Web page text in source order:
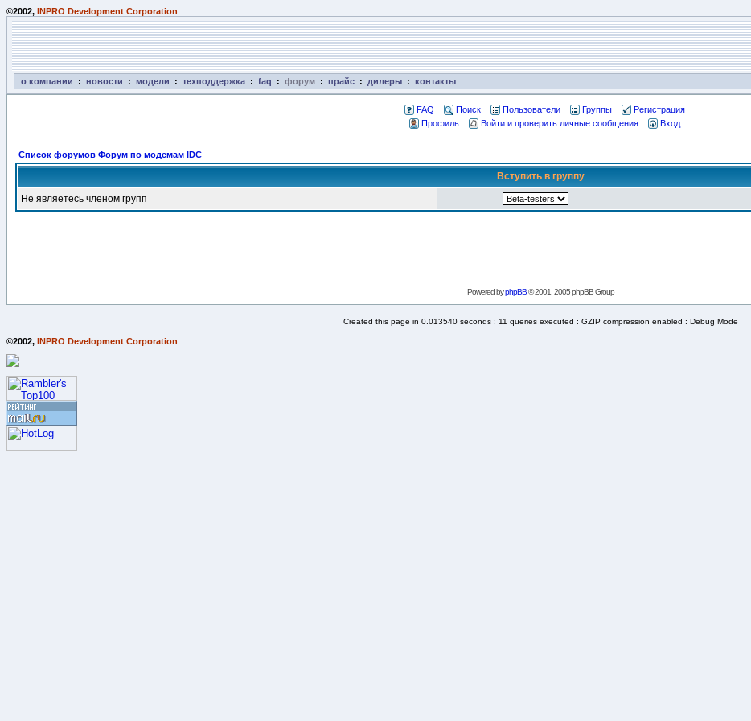
©2002, INPRO Development Corporation
о компании : новости : модели : техподдержка : faq : форум : прайс : дилеры : контакты
FAQ Поиск Пользователи Группы
Регистрация
Профиль
Войти и проверить личные сообщения Вход
Список форумов Форум по модемам IDC
Вступить в группу
Не являетесь членом групп
Powered byphpBB© 2001, 2005 phpBB Group
Created this page in 0.013540 seconds : 11 queries executed : GZIP compression enabled : Debug Mode
©2002, INPRO Development Corporation